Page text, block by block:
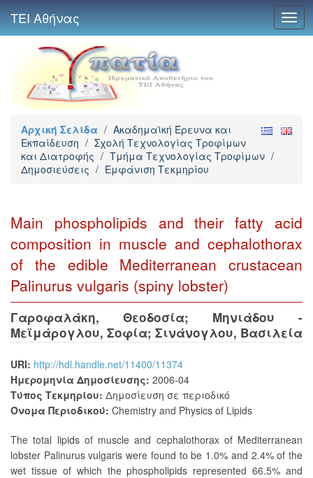
ΤΕΙ Αθήνας
Αρχική Σελίδα / Ακαδημαϊκή Έρευνα και
Εκπαίδευση / Σχολή Τεχνολογίας Τροφίμων
και Διατροφής / Τμήμα Τεχνολογίας Τροφίμων /
Δημοσιεύσεις / Εμφάνιση Τεκμηρίου
Main phospholipids and their fatty acid
composition in muscle and cephalothorax
of the edible Mediterranean crustacean
Palinurus vulgaris (spiny lobster)
Γαροφαλάκη, Θεοδοσία; Μηνιάδου -
Μεϊμάρογλου, Σοφία; Σινάνογλου, Βασιλεία
URI: http://hdl.handle.net/11400/11374
Ημερομηνία Δημοσίευσης: 2006-04
Τύπος Τεκμηρίου: Δημοσίευση σε περιοδικό
Όνομα Περιοδικού: Chemistry and Physics of Lipids
The total lipids of muscle and cephalothorax of Mediterranean
lobster Palinurus vulgaris were found to be 1.0% and 2.4% of the
wet tissue of which the phospholipids represented 66.5% and